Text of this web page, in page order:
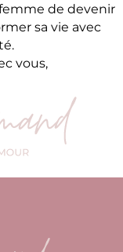
de devenir
sa vie avec
vous,